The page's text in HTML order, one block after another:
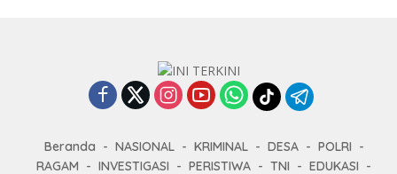
Beranda NASIONAL KRIMINAL DESA
POLRI
RAGAM
INVESTIGASI PERISTIWA TNI EDUKASI